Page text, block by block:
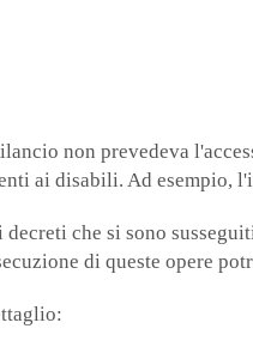
non prevedeva
ai disabili. Ad esempio,
che si sono
di queste opere